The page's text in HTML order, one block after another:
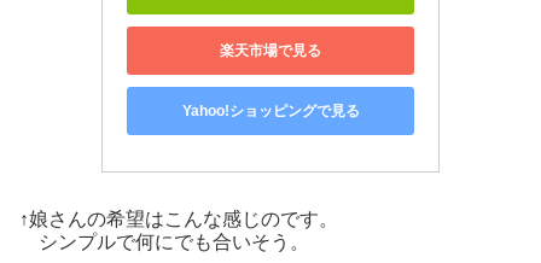
楽天市場で見る
Yahoo!ショッピングで見る
↑娘さんの希望はこんな感じのです。
シンプルで何にでも合いそう。